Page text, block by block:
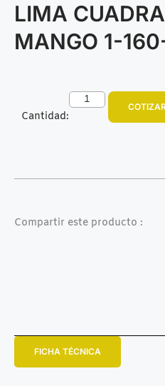
LIMA
MANGO 1-
Cantidad:
Compartir este producto :
FICHA TÉCNICA